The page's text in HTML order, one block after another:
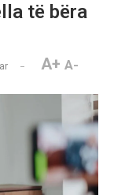
të bëra
A+ A-